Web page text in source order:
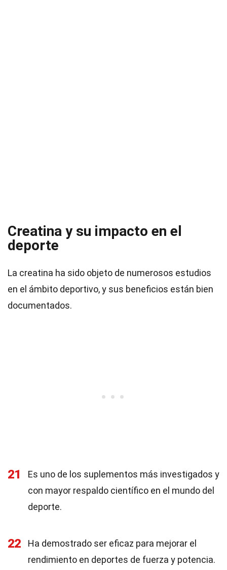
Creatina y su impacto en el
deporte
La creatina ha sido objeto de numerosos estudios
en el ámbito deportivo, y sus beneficios están bien
documentados.
21
Es uno de los suplementos más investigados y
con mayor respaldo científico en el mundo del
deporte.
22
Ha demostrado ser eficaz para mejorar el
rendimiento en deportes de fuerza y potencia.